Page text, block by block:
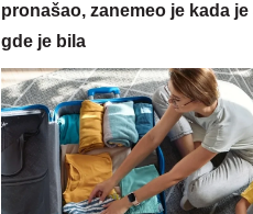
pronašao, zanemeo je kada je
gde je bila